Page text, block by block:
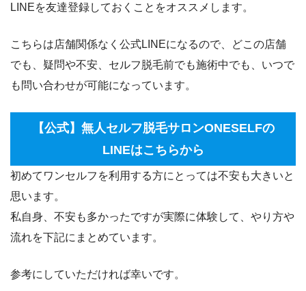
LINEを友達登録しておくことをオススメします。
こちらは店舗関係なく公式LINEになるので、どこの店舗
でも、疑問や不安、セルフ脱毛前でも施術中でも、いつで
も問い合わせが可能になっています。
【公式】無人セルフ脱毛サロンONESELFの
LINEはこちらから
初めてワンセルフを利用する方にとっては不安も大きいと
思います。
私自身、不安も多かったですが実際に体験して、やり方や
流れを下記にまとめています。
参考にしていただければ幸いです。